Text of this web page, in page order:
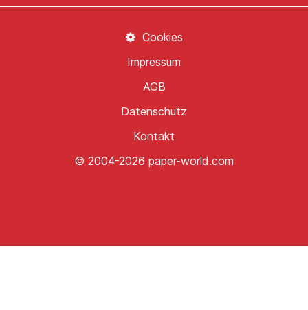
© 2004-2026 paper-world.com
Kontakt
Datenschutz
AGB
Impressum
Cookies